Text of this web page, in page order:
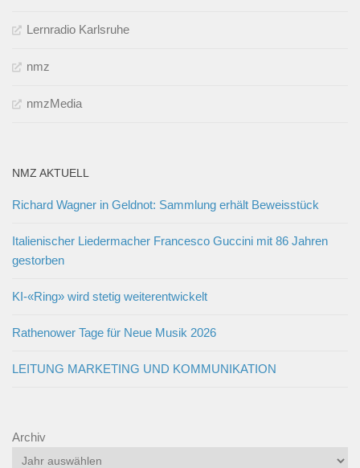
Lernradio Karlsruhe
nmz
nmzMedia
NMZ AKTUELL
Richard Wagner in Geldnot: Sammlung erhält Beweisstück
Italienischer Liedermacher Francesco Guccini mit 86 Jahren
gestorben
KI-«Ring» wird stetig weiterentwickelt
Rathenower Tage für Neue Musik 2026
LEITUNG MARKETING UND KOMMUNIKATION
Archiv